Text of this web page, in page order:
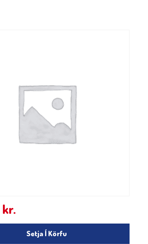
kr.
Setja Í Körfu